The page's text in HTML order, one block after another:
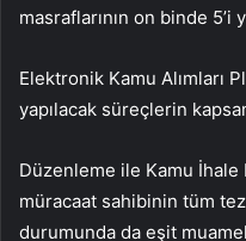
masraflarının on binde
Elektronik Kamu Alımları
yapılacak süreçlerin
Düzenleme ile Kamu
müracaat sahibinin tüm
durumunda da eşit